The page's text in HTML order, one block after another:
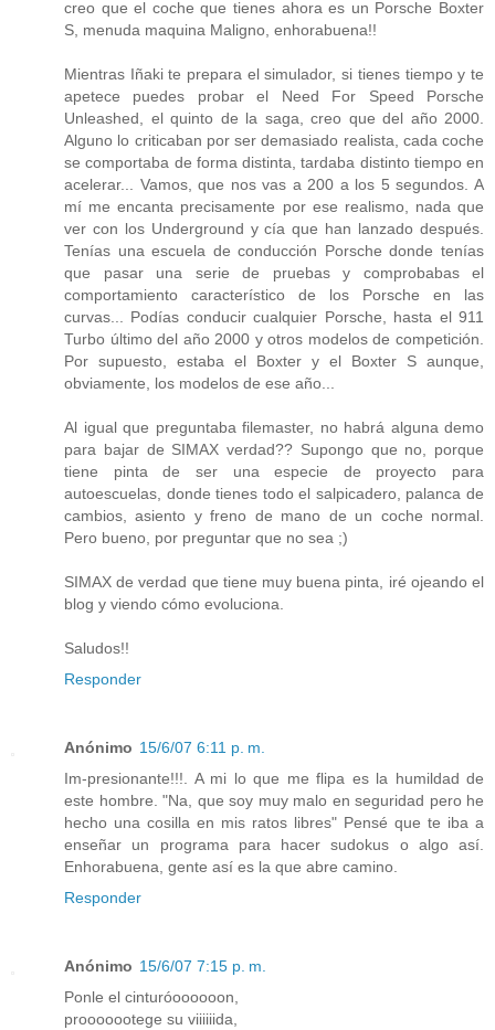
creo que el coche que tienes ahora es un Porsche Boxter
S, menuda maquina Maligno, enhorabuena!!
Mientras Iñaki te prepara el simulador, si tienes tiempo y te
apetece puedes probar el Need For Speed Porsche
Unleashed, el quinto de la saga, creo que del año 2000.
Alguno lo criticaban por ser demasiado realista, cada coche
se comportaba de forma distinta, tardaba distinto tiempo en
acelerar... Vamos, que nos vas a 200 a los 5 segundos. A
mí me encanta precisamente por ese realismo, nada que
ver con los Underground y cía que han lanzado después.
Tenías una escuela de conducción Porsche donde tenías
que pasar una serie de pruebas y comprobabas el
comportamiento característico de los Porsche en las
curvas... Podías conducir cualquier Porsche, hasta el 911
Turbo último del año 2000 y otros modelos de competición.
Por supuesto, estaba el Boxter y el Boxter S aunque,
obviamente, los modelos de ese año...
Al igual que preguntaba filemaster, no habrá alguna demo
para bajar de SIMAX verdad?? Supongo que no, porque
tiene pinta de ser una especie de proyecto para
autoescuelas, donde tienes todo el salpicadero, palanca de
cambios, asiento y freno de mano de un coche normal.
Pero bueno, por preguntar que no sea ;)
SIMAX de verdad que tiene muy buena pinta, iré ojeando el
blog y viendo cómo evoluciona.
Saludos!!
Responder
Anónimo 15/6/07 6:11 p. m.
Im-presionante!!!. A mi lo que me flipa es la humildad de
este hombre. "Na, que soy muy malo en seguridad pero he
hecho una cosilla en mis ratos libres" Pensé que te iba a
enseñar un programa para hacer sudokus o algo así.
Enhorabuena, gente así es la que abre camino.
Responder
Anónimo 15/6/07 7:15 p. m.
Ponle el cinturóoooooon,
prooooootege su viiiiiida,